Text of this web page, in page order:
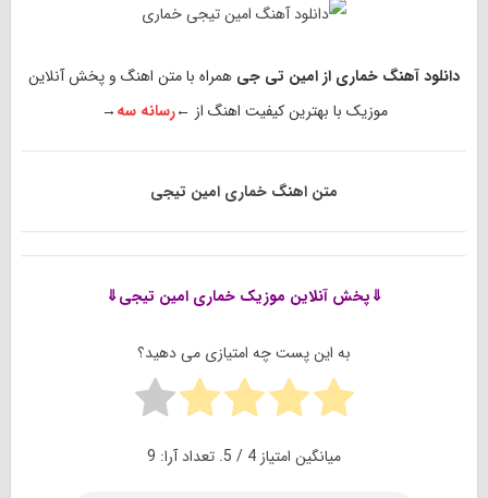
دانلود آهنگ خماری از امین تی جی همراه با متن اهنگ و پخش آنلاین
موزیک با بهترین کیفیت اهنگ از ←رسانه سه→
متن اهنگ خماری امین تیجی
⇓پخش آنلاین موزیکخماری امین تیجی⇓
به این پست چه امتیازی می دهید؟
میانگین امتیاز 4 / 5. تعداد آرا: 9